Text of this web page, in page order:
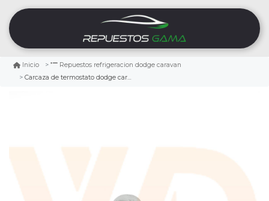
Inicio
Repuestos refrigeracion dodge caravan
Carcaza de termostato dodge caravan 3.3 1996/2000